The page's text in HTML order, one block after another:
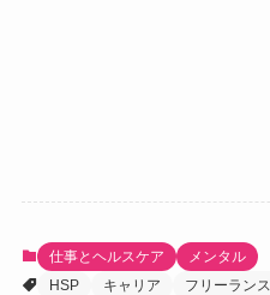
仕事とヘルスケア
メンタル
HSP
キャリア フリーランス